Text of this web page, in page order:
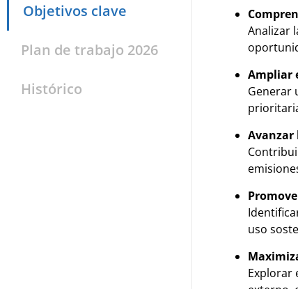
Objetivos clave
Plan de trabajo 2026
Histórico
Analizar
Ampliar
Generar
Avanzar
uso
Explorar